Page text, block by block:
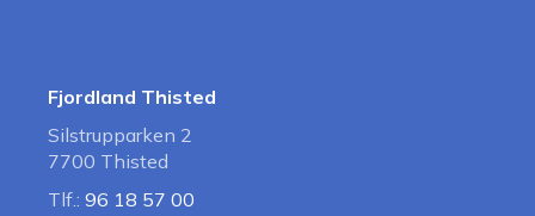
Fjordland Thisted
Silstrupparken 2
7700 Thisted
Tlf.: 96 18 57 00